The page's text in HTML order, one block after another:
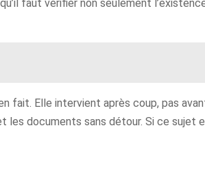
faut vérifier non seulement
fait. Elle intervient après coup, pas
documents sans détour. Si ce sujet